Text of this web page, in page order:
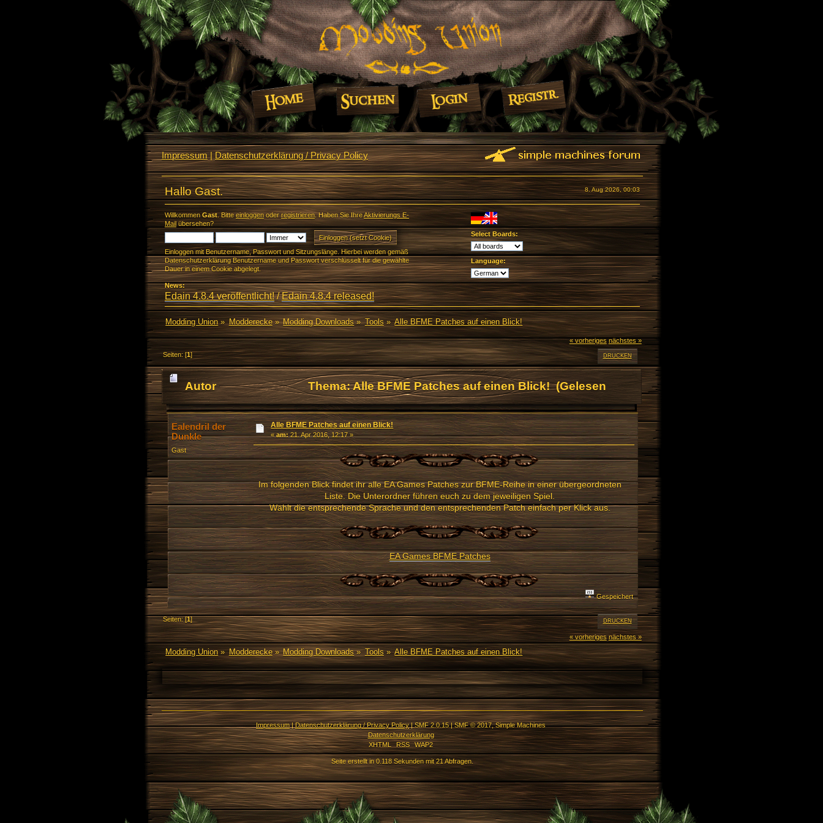
Impressum|Datenschutzerklärung / Privacy Policy
8. Aug 2026, 00:03
Hallo Gast.
Willkommen Gast. Bitte einloggenoderregistrieren. Haben Sie IhreAktivierungs E-
Mailübersehen?
Einloggen mit Benutzername, Passwort und Sitzungslänge. Hierbei werden gemäß
Datenschutzerklärung Benutzername und Passwort verschlüsselt für die gewählte
Dauer in einem Cookie abgelegt.
Select Boards:
Language:
News:
Edain 4.8.4 veröffentlicht!/Edain 4.8.4 released!
Modding Union» Modderecke» Modding Downloads» Tools » Alle BFME Patches auf einen Blick!
« vorheriges nächstes »
DRUCKEN
Seiten: [1]
Autor Thema: Alle BFME Patches auf einen Blick! (Gelesen
13963 mal)
Ealendril der
Dunkle
Gast
Alle BFME Patches auf einen Blick!
«am:21. Apr 2016, 12:17 »
Im folgenden Blick findet ihr alle EA Games Patches zur BFME-Reihe in einer übergeordneten
Liste. Die Unterordner führen euch zu dem jeweiligen Spiel.
Wählt die entsprechende Sprache und den entsprechenden Patch einfach per Klick aus.
EA Games BFME Patches
Gespeichert
DRUCKEN
Seiten: [1]
« vorheriges nächstes »
Modding Union» Modderecke» Modding Downloads» Tools» Alle BFME Patches auf einen Blick!
Impressum|Datenschutzerklärung / Privacy Policy|SMF 2.0.15|SMF © 2017,Simple Machines
Datenschutzerklärung
XHTML
RSS WAP2
Seite erstellt in 0.118 Sekunden mit 21 Abfragen.